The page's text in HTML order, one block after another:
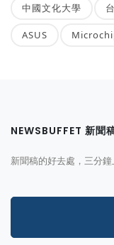
中國文化大學
ASUS
NEWSBUFFET 新聞
新聞稿的好去處，三分